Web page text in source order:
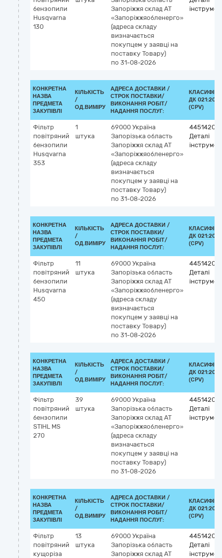
бензопили
Husqvarna
130
Запоріжжя склад АТ
«Запоріжжяобленерго»
(адреса складу
визначається
покупцем у заявці на
поставку Товару)
по 31-08-2026
КОНКРЕТНА
НАЗВА
ПРЕДМЕТА
ЗАКУПІВЛІ
КІЛЬКІСТЬ
/
ОД.ВИМІРУ
АДРЕСА ДОСТАВКИ /
СТРОК ПОСТАВКИ/
ВИКОНАННЯ РОБІТ/
НАДАННЯ ПОСЛУГ:
ДК 021:2015
(CPV)
Фільтр
повітряний
бензопили
Husqvarna
353
1
штука
69000 Україна
Запорізька область
Запоріжжя склад АТ
«Запоріжжяобленерго»
(адреса складу
визначається
покупцем у заявці на
поставку Товару)
по 31-08-2026
Деталі
КОНКРЕТНА
НАЗВА
ПРЕДМЕТА
ЗАКУПІВЛІ
КІЛЬКІСТЬ
/
ОД.ВИМІРУ
АДРЕСА ДОСТАВКИ /
СТРОК ПОСТАВКИ/
ВИКОНАННЯ РОБІТ/
НАДАННЯ ПОСЛУГ:
ДК 021:2015
(CPV)
Фільтр
повітряний
бензопили
Husqvarna
450
11
штука
69000 Україна
Запорізька область
Запоріжжя склад АТ
«Запоріжжяобленерго»
(адреса складу
визначається
покупцем у заявці на
поставку Товару)
по 31-08-2026
Деталі
КОНКРЕТНА
НАЗВА
ПРЕДМЕТА
ЗАКУПІВЛІ
КІЛЬКІСТЬ
/
ОД.ВИМІРУ
АДРЕСА ДОСТАВКИ /
СТРОК ПОСТАВКИ/
ВИКОНАННЯ РОБІТ/
НАДАННЯ ПОСЛУГ:
ДК 021:2015
(CPV)
Фільтр
повітряний
бензопили
STIHL MS
270
39
штука
69000 Україна
Запорізька область
Запоріжжя склад АТ
«Запоріжжяобленерго»
(адреса складу
визначається
покупцем у заявці на
поставку Товару)
по 31-08-2026
Деталі
КОНКРЕТНА
НАЗВА
ПРЕДМЕТА
ЗАКУПІВЛІ
КІЛЬКІСТЬ
/
ОД.ВИМІРУ
АДРЕСА ДОСТАВКИ /
СТРОК ПОСТАВКИ/
ВИКОНАННЯ РОБІТ/
НАДАННЯ ПОСЛУГ:
ДК 021:2015
(CPV)
Фільтр
повітряний
кущоріза
13
штука
69000 Україна
Запорізька область
Запоріжжя склад АТ
Деталі